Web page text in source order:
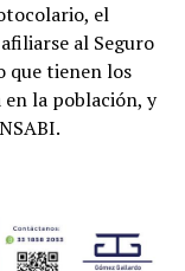
el
al Seguro
que tienen los
la población, y